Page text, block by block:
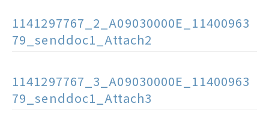
1141297767_2_A09030000E_11400963
79_senddoc1_Attach2
1141297767_3_A09030000E_11400963
79_senddoc1_Attach3